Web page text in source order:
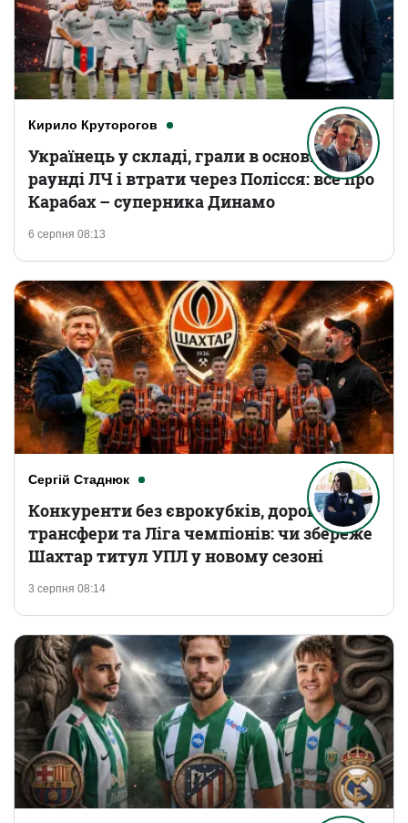
Кирило Круторогов
6 серпня 08:13
Українець у складі, грали в основному
раунді ЛЧ і втрати через Полісся: все про
Карабах – суперника Динамо
Сергій Стаднюк
3 серпня 08:14
Конкуренти без єврокубків, дорогі
трансфери та Ліга чемпіонів: чи збереже
Шахтар титул УПЛ у новому сезоні